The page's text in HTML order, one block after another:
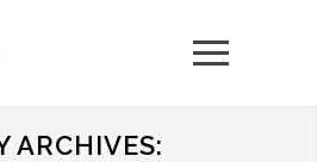
ARCHIVES: